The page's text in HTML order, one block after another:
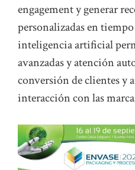
engagement y generar
personalizadas en
inteligencia artificial
avanzadas y atención
conversión de clientes y
interacción con las